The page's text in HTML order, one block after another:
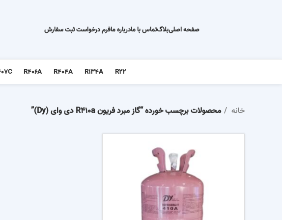
صفحه اصلیبلاگتماس با مادرباره مافرم درخواست ثبت سفارش
R22
R134A
R404A
R406A
خانه محصولات برچسب خورده “گاز مبرد فریون R410a دی وای (Dy)”